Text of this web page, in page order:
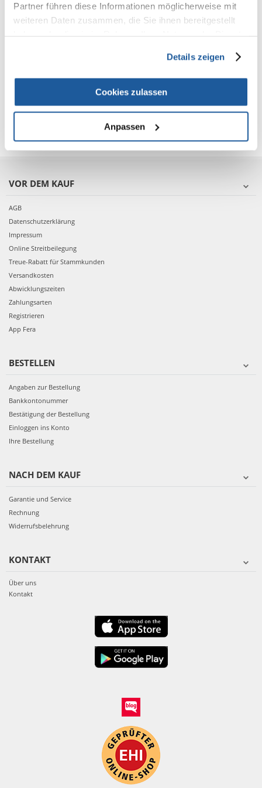
Partner führen diese Informationen möglicherweise mit
weiteren Daten zusammen, die Sie ihnen bereitgestellt
Details zeigen
Cookies zulassen
Anpassen
IN DEN WARENKORB
VOR DEM KAUF
AGB
Datenschutzerklärung
Impressum
Online Streitbeilegung
Treue-Rabatt für Stammkunden
Versandkosten
Abwicklungszeiten
Zahlungsarten
Registrieren
App Fera
BESTELLEN
Angaben zur Bestellung
Bankkontonummer
Bestätigung der Bestellung
Einloggen ins Konto
Ihre Bestellung
NACH DEM KAUF
Garantie und Service
Rechnung
Widerrufsbelehrung
KONTAKT
Über uns
Kontakt